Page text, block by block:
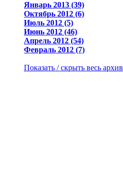
Январь 2013 (39)
Октябрь 2012 (6)
Июль 2012 (5)
Июнь 2012 (46)
Апрель 2012 (54)
Февраль 2012 (7)
Показать / скрыть весь архив